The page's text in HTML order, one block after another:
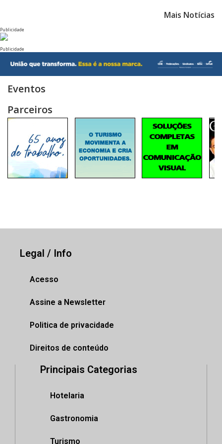
Mais Notícias
Publicidade
Publicidade
Eventos
Parceiros
Legal / Info
Acesso
Assine a Newsletter
Politica de privacidade
Direitos de conteúdo
Principais Categorias
Hotelaria
Gastronomia
Turismo